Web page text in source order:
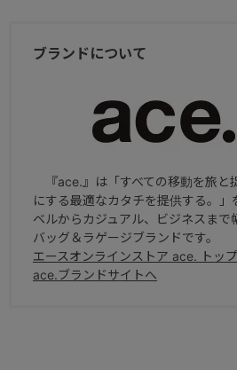
ブランドについて
『ace.』は「すべての移動を旅と
にする最適なカタチを提供する。」
ベルからカジュアル、ビジネスまで
バッグ＆ラゲージブランドです。
エースオンラインストア ace. トッ
ace.ブランドサイトへ